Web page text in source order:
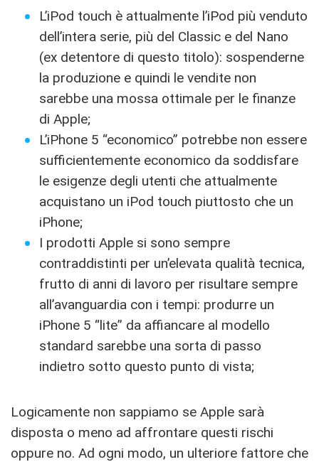
L’iPod touch è attualmente l’iPod più venduto
dell’intera serie, più del Classic e del Nano
(ex detentore di questo titolo): sospenderne
la produzione e quindi le vendite non
sarebbe una mossa ottimale per le finanze
di Apple;
L’iPhone 5 “economico” potrebbe non essere
sufficientemente economico da soddisfare
le esigenze degli utenti che attualmente
acquistano un iPod touch piuttosto che un
iPhone;
I prodotti Apple si sono sempre
contraddistinti per un’elevata qualità tecnica,
frutto di anni di lavoro per risultare sempre
all’avanguardia con i tempi: produrre un
iPhone 5 “lite” da affiancare al modello
standard sarebbe una sorta di passo
indietro sotto questo punto di vista;
Logicamente non sappiamo se Apple sarà
disposta o meno ad affrontare questi rischi
oppure no. Ad ogni modo, un ulteriore fattore che